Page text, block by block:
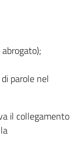
parole nel
il collegamento